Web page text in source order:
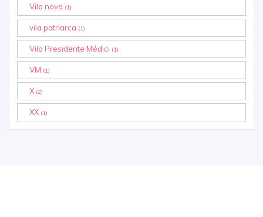
Vila nova (1)
vila patriarca (1)
Vila Presidente Médici (1)
VM (1)
X (2)
XX (1)